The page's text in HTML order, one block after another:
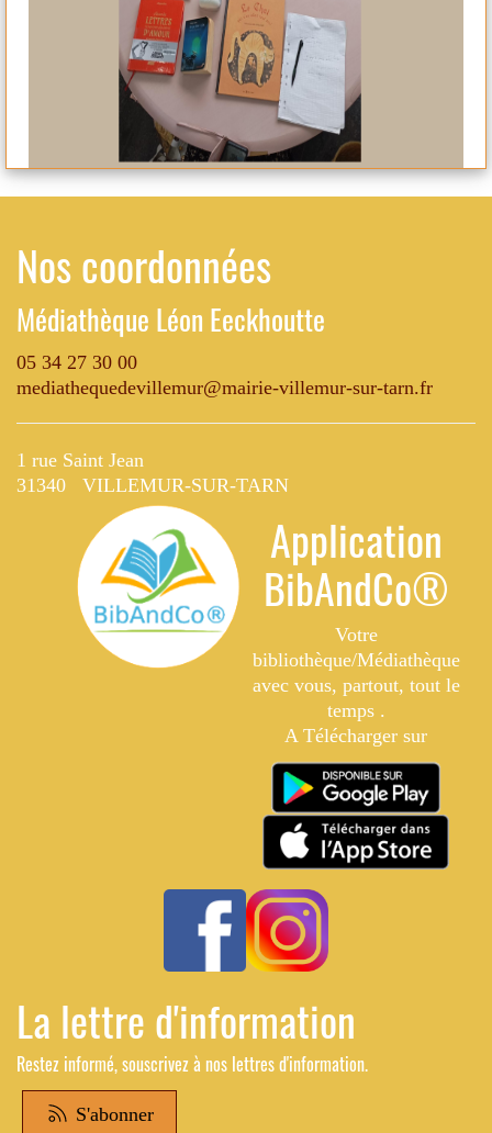
Nos coordonnées
Médiathèque Léon Eeckhoutte
05 34 27 30 00
mediathequedevillemur@mairie-villemur-sur-tarn.fr
1 rue Saint Jean
31340 VILLEMUR-SUR-TARN
Application
BibAndCo®
Votre
bibliothèque/Médiathèque
avec vous, partout, tout le
temps .
A Télécharger sur
La lettre d'information
Restez informé, souscrivez à nos lettres d'information.
S'abonner